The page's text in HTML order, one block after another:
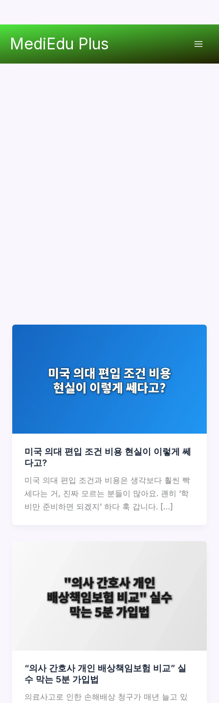
MediEdu Plus
미국 의대 편입 조건 비용 현실이 이렇게 쎄
다고?
미국 의대 편입 조건과 비용은 생각보다 훨씬 빡
세다는 거, 진짜 모르는 분들이 많아요. 괜히 ‘학
비만 준비하면 되겠지’ 하다 훅 갑니다. […]
“의사 간호사 개인 배상책임보험 비교” 실
수 막는 5분 가입법
의료사고로 인한 손해배상 청구가 매년 늘고 있